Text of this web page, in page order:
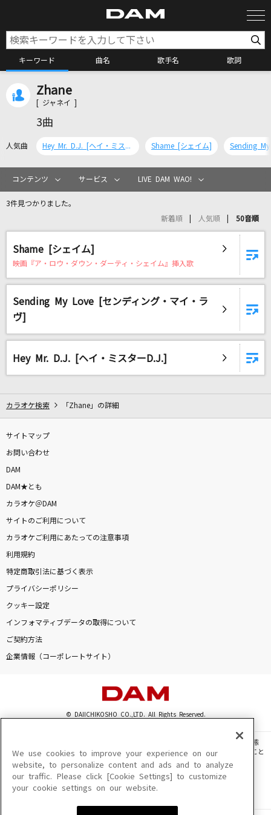
キーワード 曲名 歌手名 歌詞
カラオケリクエスト
リアルタイムで歌われている曲の一覧
Nameless Story
コロンブス
LOSER
米津玄師
真夏の雨
レベッカ
心よ原始に戻れ～2012Version～
弱虫モンブラン
DECO*27
DAMの新曲・ランキングなど
カラオケ最新情報をチェック！
Zhane
[ ジャネイ ]
3曲
人気曲 Hey Mr. D.J. [ヘイ・ミスターD.J.] Shame [シェイム]
コンテンツ サービス LIVE DAM WAO!
3件見つかりました。
新着順 人気順 50音順
Shame [シェイム]
映画『ア・ロウ・ダウン・ダーティ・シェイム』挿入歌
Sending My Love [センディング・マイ・ラ
ヴ]
Hey Mr. D.J. [ヘイ・ミスターD.J.]
カラオケ検索 「Zhane」の詳細
サイトマップ
お問い合わせ
DAM
DAM★とも
カラオケ＠DAM
サイトのご利用について
カラオケご利用にあたっての注意事項
利用規約
特定商取引法に基づく表示
プライバシーポリシー
クッキー設定
インフォマティブデータの取得について
ご契約方法
企業情報（コーポレートサイト）
© DAIICHIKOSHO CO.,LTD. All Rights Reserved.
このサイトに掲載されている一切の文章・画像・写真・動画・音声等を、手段や形態
を問わず、著作権法の定める範囲を超えて無断で複製、転載、ファイル化などすること
を禁じます。
楽曲及びコンテンツは、機種によりご利用いただけない場合があります。
楽曲及びコンテンツの配信日、配信内容が変更になる場合があります。
We use cookies to improve your experience on our
website, to personalize content and ads and to analyze
our traffic. Please click [Cookie Settings] to customize
your cookie settings on our website.